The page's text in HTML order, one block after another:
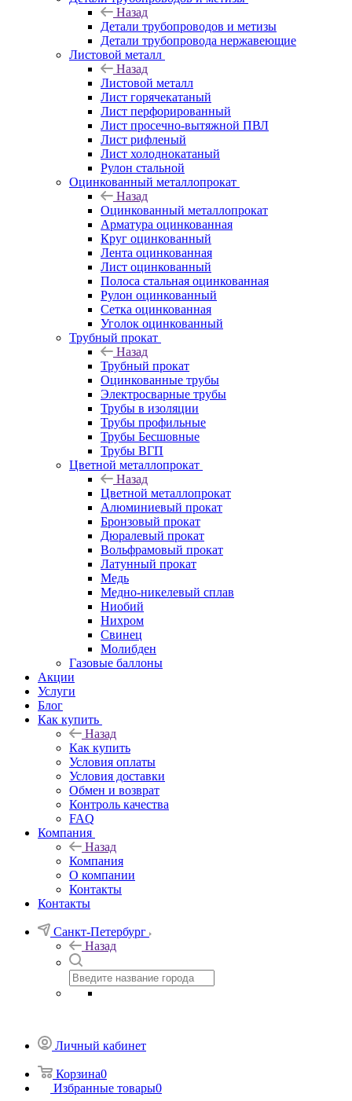
Назад
Детали трубопроводов и метизы
Детали трубопровода нержавеющие
Листовой металл
Назад
Листовой металл
Лист горячекатаный
Лист перфорированный
Лист просечно-вытяжной ПВЛ
Лист рифленый
Лист холоднокатаный
Рулон стальной
Оцинкованный металлопрокат
Назад
Оцинкованный металлопрокат
Арматура оцинкованная
Круг оцинкованный
Лента оцинкованная
Лист оцинкованный
Полоса стальная оцинкованная
Рулон оцинкованный
Сетка оцинкованная
Уголок оцинкованный
Трубный прокат
Назад
Трубный прокат
Оцинкованные трубы
Электросварные трубы
Трубы в изоляции
Трубы профильные
Трубы Бесшовные
Трубы ВГП
Цветной металлопрокат
Назад
Цветной металлопрокат
Алюминиевый прокат
Бронзовый прокат
Дюралевый прокат
Вольфрамовый прокат
Латунный прокат
Медь
Медно-никелевый сплав
Ниобий
Нихром
Свинец
Молибден
Газовые баллоны
Акции
Услуги
Блог
Как купить
Назад
Как купить
Условия оплаты
Условия доставки
Обмен и возврат
Контроль качества
FAQ
Компания
Назад
Компания
О компании
Контакты
Контакты
Санкт-Петербург
Назад
Личный кабинет
Корзина0
Избранные товары0